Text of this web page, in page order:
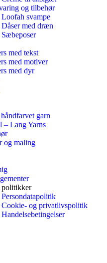
og tilbehør
Loofah svampe
Dåser med dræn
Sæbeposer
med tekst
med motiver
med dyr
garn
– Lang Yarns
og maling
politikker
Persondatapolitik
Cookie- og privatlivspolitik
Handelsebetingelser